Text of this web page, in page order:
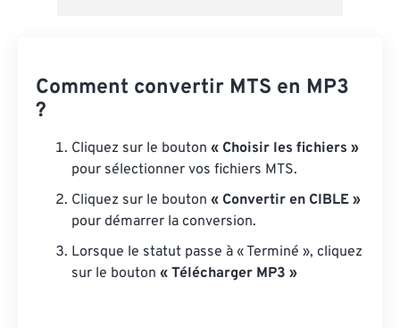
Comment convertir MTS en MP3
?
Cliquez sur le bouton « Choisir les fichiers »
pour sélectionner vos fichiers MTS.
Cliquez sur le bouton « Convertir en CIBLE »
pour démarrer la conversion.
Lorsque le statut passe à « Terminé », cliquez
sur le bouton « Télécharger MP3 »